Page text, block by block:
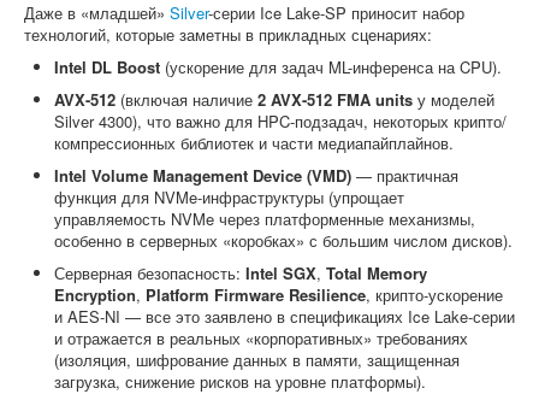
Даже в «младшей» Silver-серии Ice Lake-SP приносит набор
технологий, которые заметны в прикладных сценариях:
Intel DL Boost (ускорение для задач ML-инференса на CPU).
AVX-512 (включая наличие 2 AVX-512 FMA units у моделей
Silver 4300), что важно для HPC-подзадач, некоторых крипто/
компрессионных библиотек и части медиапайплайнов.
Intel Volume Management Device (VMD) — практичная
функция для NVMe-инфраструктуры (упрощает
управляемость NVMe через платформенные механизмы,
особенно в серверных «коробках» с большим числом дисков).
Серверная безопасность: Intel SGX, Total Memory
Encryption, Platform Firmware Resilience, крипто-ускорение
и AES-NI — все это заявлено в спецификациях Ice Lake-серии
и отражается в реальных «корпоративных» требованиях
(изоляция, шифрование данных в памяти, защищенная
загрузка, снижение рисков на уровне платформы).